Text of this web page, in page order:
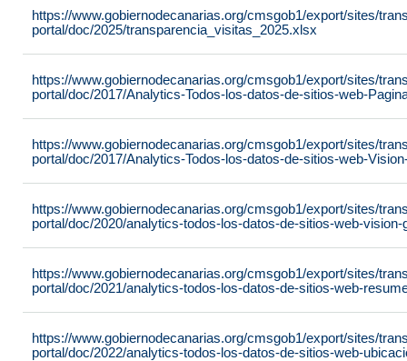
https://www.gobiernodecanarias.org/cmsgob1/export/sites/
portal/doc/2025/transparencia_visitas_2025.xlsx
https://www.gobiernodecanarias.org/cmsgob1/export/sites/
portal/doc/2017/Analytics-Todos-los-datos-de-sitios-web-
https://www.gobiernodecanarias.org/cmsgob1/export/sites/
portal/doc/2017/Analytics-Todos-los-datos-de-sitios-web-
https://www.gobiernodecanarias.org/cmsgob1/export/sites/
portal/doc/2020/analytics-todos-los-datos-de-sitios-web-
https://www.gobiernodecanarias.org/cmsgob1/export/sites/
portal/doc/2021/analytics-todos-los-datos-de-sitios-web-
https://www.gobiernodecanarias.org/cmsgob1/export/sites/
portal/doc/2022/analytics-todos-los-datos-de-sitios-web-